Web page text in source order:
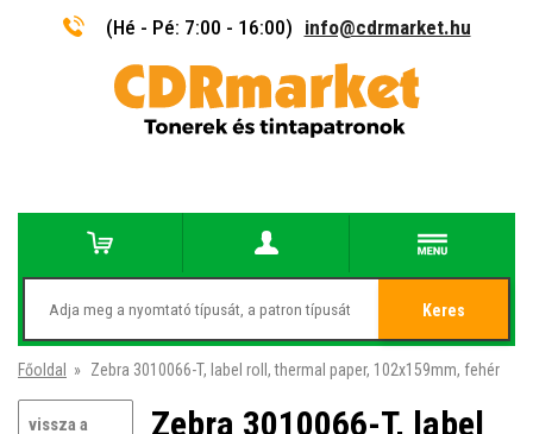
(Hé - Pé: 7:00 - 16:00) info@cdrmarket.hu
Keres
Főoldal » Zebra 3010066-T, label roll, thermal paper, 102x159mm, fehér
vissza a
Zebra 3010066-T, label